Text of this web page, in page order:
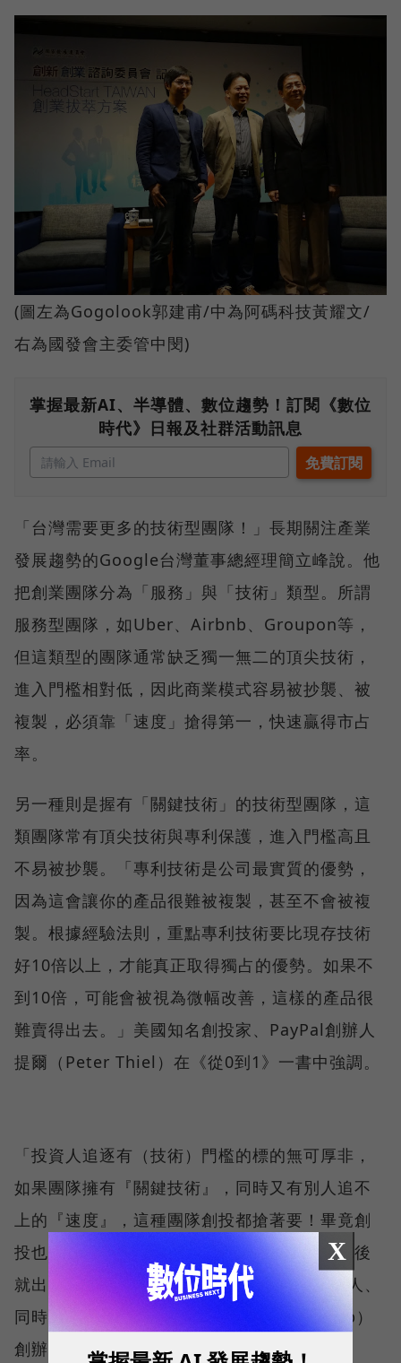
(圖左為Gogolook郭建甫/中為阿碼科技黃耀文/
右為國發會主委管中閔)
掌握最新AI、半導體、數位趨勢！訂閱《數位
時代》日報及社群活動訊息
「台灣需要更多的技術型團隊！」長期關注產業
發展趨勢的Google台灣董事總經理簡立峰說。他
把創業團隊分為「服務」與「技術」類型。所謂
服務型團隊，如Uber、Airbnb、Groupon等，
但這類型的團隊通常缺乏獨一無二的頂尖技術，
進入門檻相對低，因此商業模式容易被抄襲、被
複製，必須靠「速度」搶得第一，快速贏得市占
率。
另一種則是握有「關鍵技術」的技術型團隊，這
類團隊常有頂尖技術與專利保護，進入門檻高且
不易被抄襲。「專利技術是公司最實質的優勢，
因為這會讓你的產品很難被複製，甚至不會被複
製。根據經驗法則，重點專利技術要比現存技術
好10倍以上，才能真正取得獨占的優勢。如果不
到10倍，可能會被視為微幅改善，這樣的產品很
難賣得出去。」美國知名創投家、PayPal創辦人
提爾（Peter Thiel）在《從0到1》一書中強調。
「投資人追逐有（技術）門檻的標的無可厚非，
如果團隊擁有『關鍵技術』，同時又有別人追不
上的『速度』，這種團隊創投都搶著要！畢竟創
投也不希望投資目標因為技術門檻不夠，投完後
就出現一堆山寨品……。」嘉丰資本投資合夥人、
同時也是旅遊訂房網訂房達人（Fun Fun Trip）
創辦人黃紹麟說。
X